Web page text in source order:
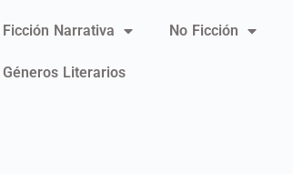
Ficción Narrativa No Ficción
Géneros Literarios